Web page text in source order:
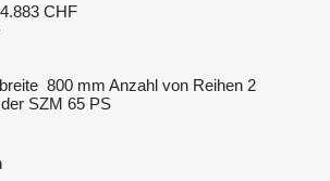
CHF
800 mm Anzahl von Reihen 2
SZM 65 PS